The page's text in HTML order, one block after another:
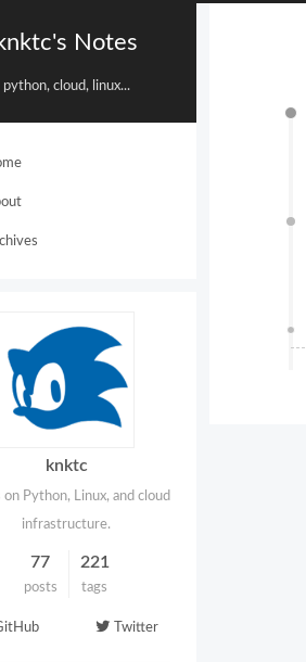
Notes
python, cloud, linux...
knktc
on Python, Linux, and cloud
infrastructure.
77
posts
221
tags
Twitter